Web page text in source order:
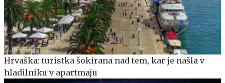
Hrvaška: turistka šokirana nad tem, kar je našla v
hladilniku v apartmaju